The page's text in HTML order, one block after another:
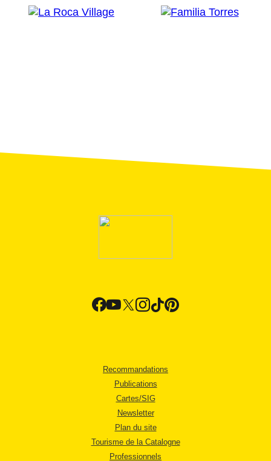
Recommandations
Publications
Cartes/SIG
Newsletter
Plan du site
Tourisme de la Catalogne
Professionnels